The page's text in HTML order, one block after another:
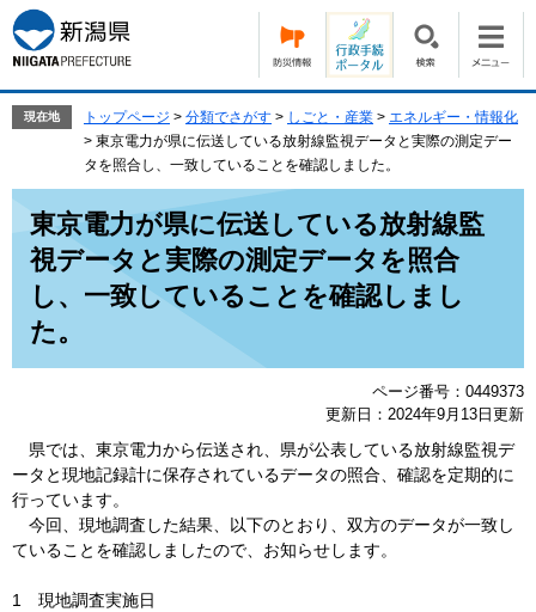
ー
ジ
の
す。
ニ
ュ
ー
し
現在地 トップページ > 分類でさがす > しごと・産業 > エネルギー・情報化
> 東京電力が県に伝送している放射線監視データと実際の測定デー
タを照合し、一致していることを確認しました。
東京電力が県に伝送している放射線監
視データと実際の測定データを照合
し、一致していることを確認しまし
た。
ページ番号：0449373
更新日：2024年9月13日更新
県では、東京電力から伝送され、県が公表している放射線監視デ
ータと現地記録計に保存されているデータの照合、確認を定期的に
行っています。
今回、現地調査した結果、以下のとおり、双方のデータが一致し
ていることを確認しましたので、お知らせします。
1 現地調査実施日